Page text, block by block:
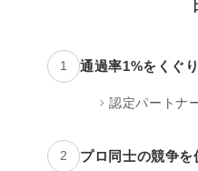
1 通過率1%をくぐ
認定パートナ
2 プロ同士の競争を